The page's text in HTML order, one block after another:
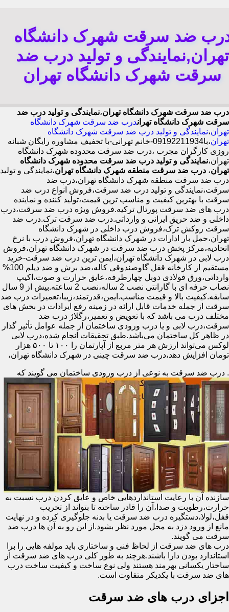
ضد سرقت شهرک دانشگاه
تهران,نمایندگی و تولید درب ضد
سرقت شهرک دانشگاه تهران
درب ضد سرقت شهرک دانشگاه تهران،نمایندگی و تولید درب ضد
سرقت شهرک دانشگاه تهراندرب ضد سرقت شهرک دانشگاه
تهران،نمایندگی و تولید درب ضد سرقت شهرک دانشگاه
تهران،با
09192211934-خانم تهرانی-با تخفیف مشاوره رایگان شبانه
روزی کارگران مجرب ،درب ضد سرقت محدوده شهرک دانشگاه
تهران،نمایندگی و تولید درب ضد سرقت محدوده شهرک دانشگاه
تهران، درب ضد سرقت منطقه شهرک دانشگاه تهران،نمایندگی و تولید
درب ضد سرقت منطقه شهرک دانشگاه تهران،درب ضد
سرقت،نمایندگی و تولید درب ضد سرقت،فروش انواع درب ضد
سرقت با بهترین کیفیت و مناسب ترین قیمت،تولید کننده و نماینده
درب های ضد سرقت پورتال ترکیه.فروش ویژه درب ضد سرقت،درب
داخلی و ضد حریق ایرانی و وارداتی.درب ضد سرقت ترک.درب ضد
سرقت روکش ترک،فروش درب داخلی در شهرک دانشگاه
تهران،حمل بار ادارات در شهرک دانشگاه تهران،فروش درب با نرخ
اتحادیه،مرکز پخش درب ضد سرقت در شهرک دانشگاه تهران،فروش
درب لابی در شهرک دانشگاه تهران،ایمن ترین درب ضد سرقت-خرید
مستقیم از کارخانه قفل گاوصندوقی کاله،ضد برش و ضد دیلم 100%
وارداتی،ورق فولادی دوبل چهارطرفه،عایق حرارت و صوت،اکیپ
نصاب حرفه ای با گارانتی نصب 2 ساله،نصب 2 ساعته.بیش از 9 سال
سابقه.کیفیت بالا و قیمت مناسب.ایمن،قدرتمند،زیبا،تعمیرات درب ضد
سرقت از جمله خدمات قابل ارائه در زمینه رفع ایرادات در بخش های
مختلف درب می باشد که با تعویض و تعمیر،رگلاژ درب ضد
سرقت،درب لابی و یا درب ورودی ساختمان از جمله عوامل تأثیر گذار
در ظاهر کل ساختمان می‌باشد.طبق تحقیقات انجام شده،درب لابی
لوکس می‌تواند ارزش هر متر مربع از آپارتمان را ۱۰۰ تا ۵۰۰ هزار
تومان افزایش دهد،درب ضد سرقت چینی در شهرک دانشگاه تهران،
. درب ضد سرقت به نوعی از درب ورودی ساختمان می گویند که
سازنده آن با رعایت استانداردهایی خاص و عایق کردن درب نسبت به
حرارت،رطوبت و صدا،آن را قادر ساخته تا بتواند از تخریب
قفل،لولا،دستگیره درب ضد سرقت یا بدنه جلوگیری کرده و در نهایت
مانع از ورود دزد به محل مورد نظر بشود.از این رو به آن ها درب ضد
سرقت می گویند.
درب های ضد سرقت از لحاظ فنی و ساختاری باید مولفه هایی را برا
استاندارد بودن دارا باشند.هرچند به طور کلی درب های ضد سرقت از
ساختار یکسانی بهرمند هستند ولی نوع ساخت و کیفیت ساخت درب
های ضد سرقت با یکدیکر متفاوت است.
اجزای درب های ضد سرقت